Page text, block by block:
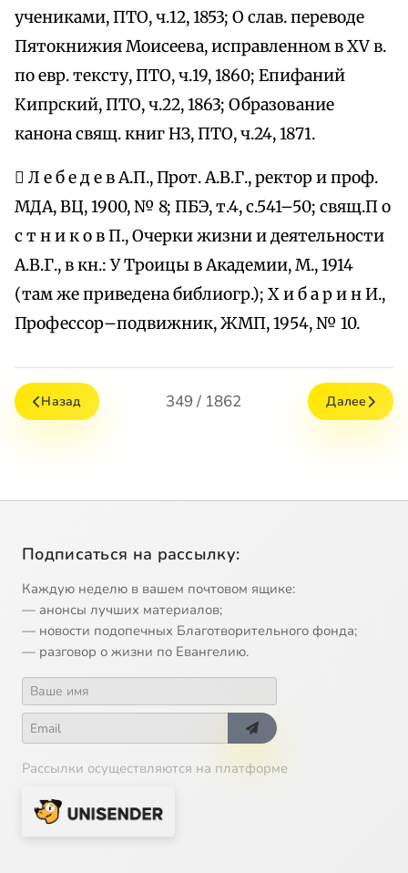
учениками, ПТО, ч.12, 1853; О слав. переводе
Пятокнижия Моисеева, исправленном в XV в.
по евр. тексту, ПТО, ч.19, 1860; Епифаний
Кипрский, ПТО, ч.22, 1863; Образование
канона свящ. книг НЗ, ПТО, ч.24, 1871.
 Л е б е д е в А.П., Прот. А.В.Г., ректор и проф.
МДА, ВЦ, 1900, № 8; ПБЭ, т.4, с.541–50; свящ.П о
с т н и к о в П., Очерки жизни и деятельности
А.В.Г., в кн.: У Троицы в Академии, М., 1914
(там же приведена библиогр.); Х и б а р и н И.,
Профессор–подвижник, ЖМП, 1954, № 10.
Назад 349 / 1862 Далее
Подписаться на рассылку:
Каждую неделю в вашем почтовом ящике:
— анонсы лучших материалов;
— новости подопечных Благотворительного фонда;
— разговор о жизни по Евангелию.
Рассылки осуществляются на платформе